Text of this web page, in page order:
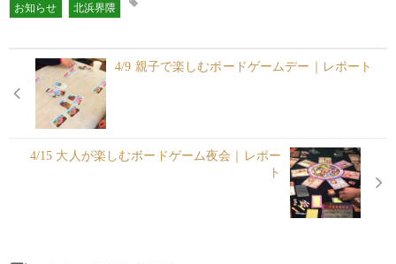
お知らせ 北浜界隈
4/9 親子で楽しむボードゲームデー｜レポート
4/15 大人が楽しむボードゲーム夜会｜レポー
ト